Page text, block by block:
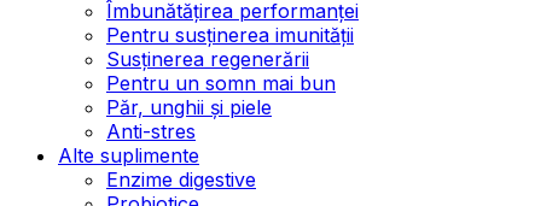
Îmbunătățirea performanței
Pentru susținerea imunității
Susținerea regenerării
Pentru un somn mai bun
Păr, unghii și piele
Anti-stres
Alte suplimente
Enzime digestive